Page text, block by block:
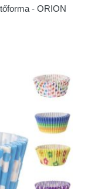
- ORION